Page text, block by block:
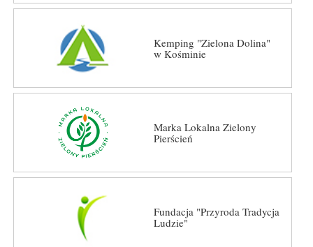
Kemping "Zielona Dolina"
w Kośminie
Marka Lokalna Zielony
Pierścień
Fundacja "Przyroda Tradycja
Ludzie"